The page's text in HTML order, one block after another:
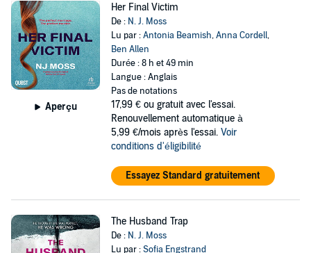
Aperçu
Her Final Victim
De : N. J. Moss
Lu par :Antonia Beamish,Anna Cordell,
Ben Allen
Durée : 8 h et 49 min
Langue : Anglais
Pas de notations
17,99 € ou gratuit avec l'essai.
Renouvellement automatique à
5,99 €/mois après l'essai. Voir
conditions d'éligibilité
Essayez Standard gratuitement
The Husband Trap
De : N. J. Moss
Lu par :Sofia Engstrand